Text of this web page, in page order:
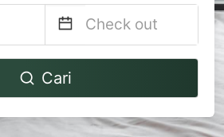
Navigate
to
interact
Cari